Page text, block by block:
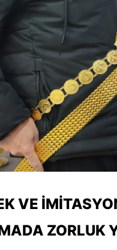
VE
ZORLUK